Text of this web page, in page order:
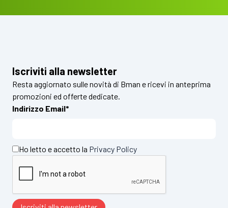
Iscriviti alla newsletter
Resta aggiornato sulle novità di Bman e ricevi in anteprima
promozioni ed offerte dedicate.
Indirizzo Email*
Ho letto e accetto la Privacy Policy